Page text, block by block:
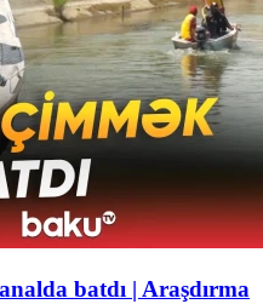
batdı | Araşdırma